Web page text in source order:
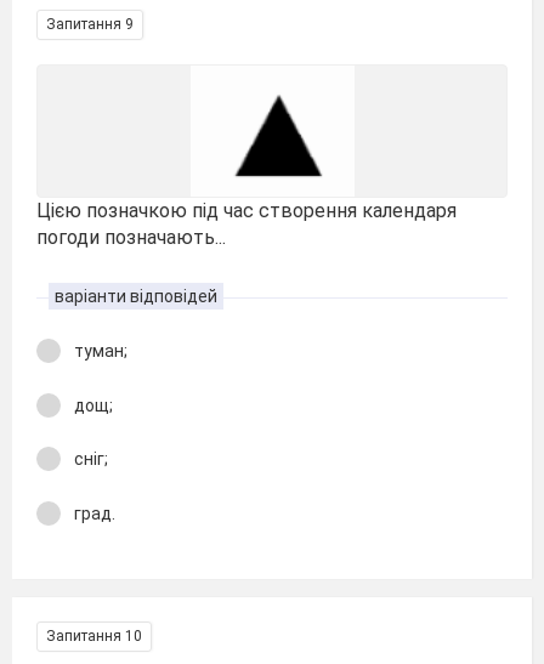
Запитання 9
Цією позначкою під час створення календаря
погоди позначають...
варіанти відповідей
туман;
дощ;
сніг;
град.
Запитання 10